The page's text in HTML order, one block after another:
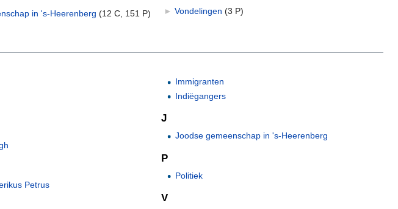
in 's-Heerenberg ‎(12 C, 151 P) ► Vondelingen (3 P)
Petrus
Immigranten
Indiëgangers
J
Joodse gemeenschap in 's-Heerenberg
P
Politiek
V